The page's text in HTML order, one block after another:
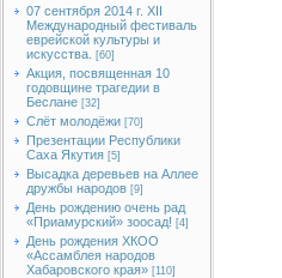
07 сентября 2014 г. XII
Международный фестиваль
еврейской культуры и
искусства.
[60]
Акция, посвященная 10
годовщине трагедии в
Беслане [32]
Слёт молодёжи [70]
Презентации Республики
Саха Якутия [5]
Высадка деревьев на Аллее
дружбы народов [9]
День рождению очень рад
«Приамурский» зоосад! [4]
День рождения ХКОО
«Ассамблея народов
Хабаровского края» [110]